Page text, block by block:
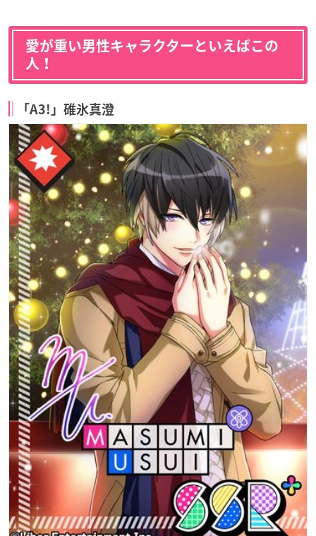
愛が重い男性キャラクターといえばこの
人！
「A3!」碓氷真澄